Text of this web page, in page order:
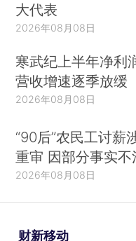
大代表
2026年08月08日
寒武纪上半年净利
营收增速逐季放缓
2026年08月08日
“90后”农民工讨薪
重审 因部分事实不
2026年08月08日
财新移动